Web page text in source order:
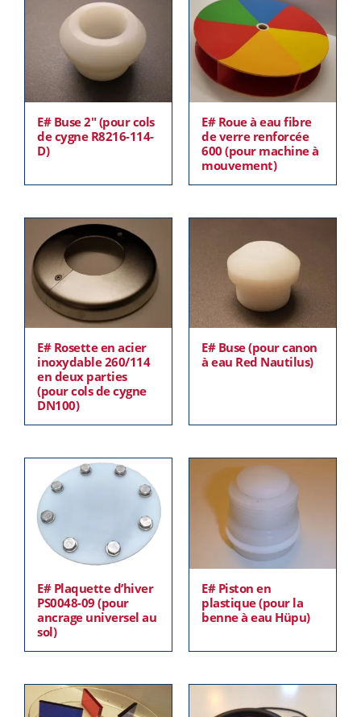
E# Buse 2″ (pour cols
de cygne R8216-114-
D)
E# Roue à eau fibre
de verre renforcée
600 (pour machine à
mouvement)
E# Rosette en acier
inoxydable 260/114
en deux parties
(pour cols de cygne
DN100)
E# Buse (pour canon
à eau Red Nautilus)
E# Plaquette d’hiver
PS0048-09 (pour
ancrage universel au
sol)
E# Piston en
plastique (pour la
benne à eau Hüpu)